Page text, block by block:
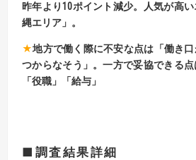
昨年より10ポイント減少。人気が高
縄エリア」。
★地方で働く際に不安な点は「働き
つからなそう」。一方で妥協できる点
「役職」「給与」
■調査結果詳細